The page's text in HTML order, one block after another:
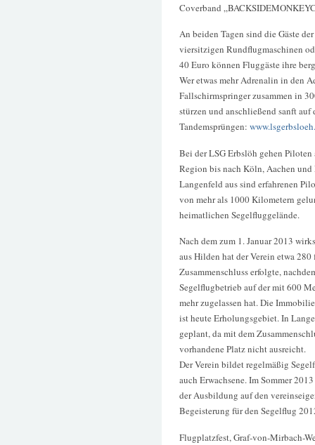
Coverband
An beiden Tagen sind die Gäste
viersitzigen Rundflugmaschinen
40 Euro können Fluggäste ihre
Wer etwas mehr Adrenalin in den
Fallschirmspringer zusammen in
stürzen und anschließend sanft
Tandemsprüngen:
Bei der LSG Erbslöh gehen
Region bis nach Köln, Aachen
Langenfeld aus sind erfahrenen
von mehr als 1000 Kilometern
heimatlichen Segelfluggelände.
Nach dem zum 1. Januar 2013
aus Hilden hat der Verein etwa
Zusammenschluss erfolgte,
Segelflugbetrieb auf der mit 600
mehr zugelassen hat. Die
ist heute Erholungsgebiet. In
geplant, da mit dem
vorhandene Platz nicht ausreicht.
Der Verein bildet regelmäßig
auch Erwachsene. Im Sommer
der Ausbildung auf den
Begeisterung für den Segelflug
Flugplatzfest, Graf-von-Mirbach-